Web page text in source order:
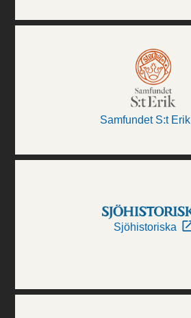
Samfundet S:t Erik
Sjöhistoriska